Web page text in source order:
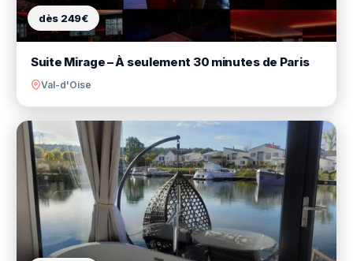
dès 249€
Suite Mirage – À seulement 30 minutes de Paris
Val-d'Oise